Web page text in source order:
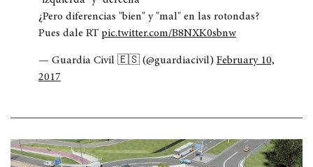
¿Pero diferencias "bien" y "mal" en las rotondas?
Pues dale RT pic.twitter.com/B8NXK0sbnw
— Guardia Civil 🇪🇸 (@guardiacivil) February 10,
2017